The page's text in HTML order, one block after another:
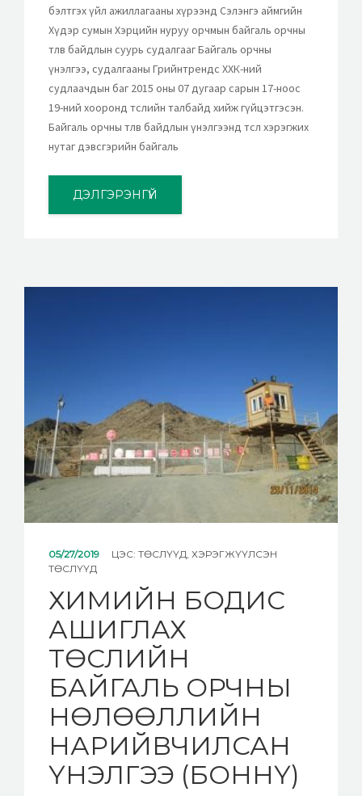
бэлтгэх үйл ажиллагааны хүрээнд Сэлэнгэ аймгийн
Хүдэр сумын Хэрцийн нуруу орчмын байгаль орчны
төлөв байдлын суурь судалгааг Байгаль орчны
үнэлгээ, судалгааны Грийнтрендс ХХК-ний
судлаачдын баг 2015 оны 07 дугаар сарын 17-ноос
19-ний хооронд төслийн талбайд хийж гүйцэтгэсэн.
Байгаль орчны төлөв байдлын үнэлгээнд төсөл хэрэгжих
нутаг дэвсгэрийн байгаль
ДЭЛГЭРЭНГҮЙ
05/27/2019 ЦЭС: ТӨСЛҮҮД ХЭРЭГЖҮҮЛСЭН
ТӨСЛҮҮД
ХИМИЙН БОДИС
АШИГЛАХ
ТӨСЛИЙН
БАЙГАЛЬ ОРЧНЫ
НӨЛӨӨЛЛИЙН
НАРИЙВЧИЛСАН
ҮНЭЛГЭЭ (БОННҮ)